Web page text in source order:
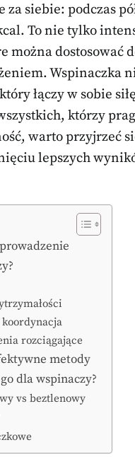
siebie: podczas
To nie tylko
dostosować
Wspinaczka
łączy w sobie
którzy
warto przyjrzeć
lepszych
rozciągające
metody
dla wspinaczy?
vs beztlenowy